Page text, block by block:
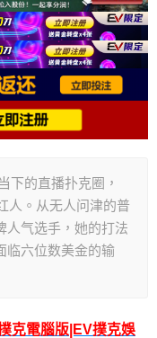
下的直播扑克圈，
人。从无人问津的普
人气选手，她的打法
临六位数美金的输
克電腦版|EV撲克娛